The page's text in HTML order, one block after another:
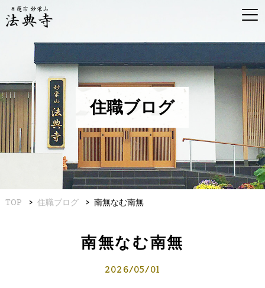
住職ブログ
TOP 住職ブログ 南無なむ南無
南無なむ南無
2026/05/01